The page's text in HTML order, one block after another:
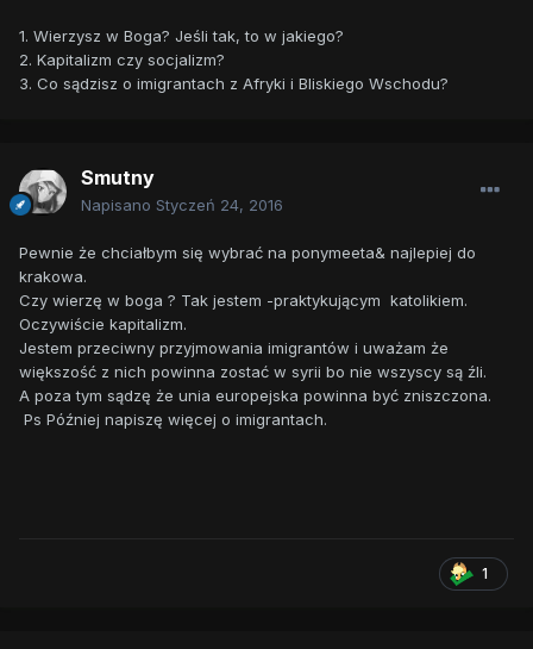
1. Wierzysz w Boga? Jeśli tak, to w jakiego?
2. Kapitalizm czy socjalizm?
3. Co sądzisz o imigrantach z Afryki i Bliskiego Wschodu?
Smutny
Napisano Styczeń 24, 2016
Pewnie że chciałbym się wybrać na ponymeeta& najlepiej do
krakowa.
Czy wierzę w boga ? Tak jestem -praktykującym katolikiem.
Oczywiście kapitalizm.
Jestem przeciwny przyjmowania imigrantów i uważam że
większość z nich powinna zostać w syrii bo nie wszyscy są źli.
A poza tym sądzę że unia europejska powinna być zniszczona.
Ps Później napiszę więcej o imigrantach.
1